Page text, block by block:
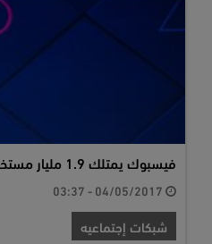
فيسبوك يمتلك 1.9 مليار مستخدم
شبكات إجتماعيه